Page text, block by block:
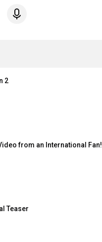
2
from an International Fan!
Teaser